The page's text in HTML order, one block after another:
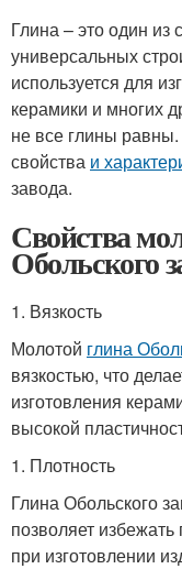
Глина – это один
универсальных
используется для
керамики и многих
не все глины
свойства и
завода.
Свойства
Обольского
1. Вязкость
Молотой глина
вязкостью, что
изготовления
высокой
1. Плотность
Глина Обольского
позволяет
при изготовлении